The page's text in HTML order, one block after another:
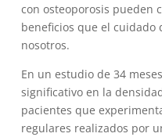
con osteoporosis pueden
beneficios que el
nosotros.
En un estudio de 34
significativo en la
pacientes que
regulares realizados por